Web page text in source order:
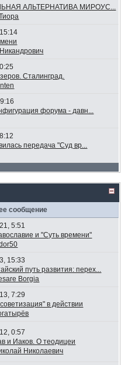
АЛЬТЕРНАТИВА МИРОУС...
Сталинград.
форума - давн...
передача "Суд вр...
сообщение
5:51
и "Суть времени"
15:33
путь развития: перех...
Borgia
7:29
в действии
0:57
и Иаков. О теодицеи
Николаевич